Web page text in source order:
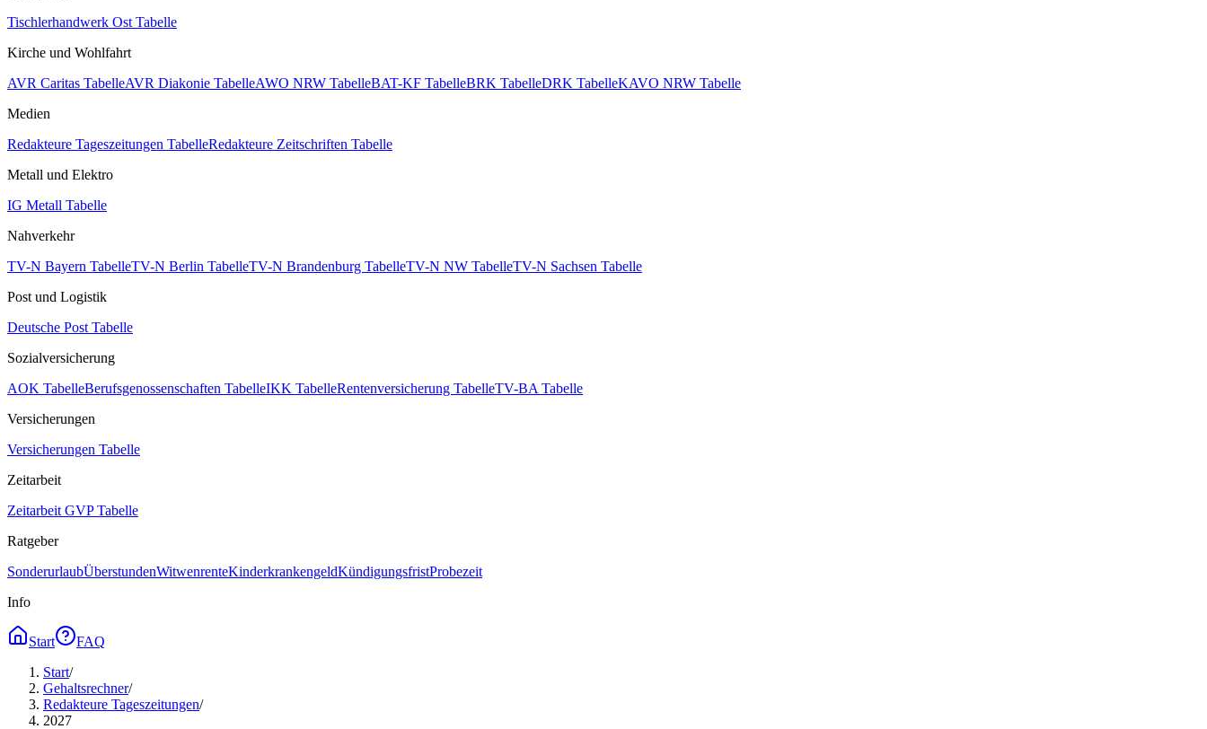
Tischlerhandwerk Ost Tabelle
Kirche und Wohlfahrt
AVR Caritas TabelleAVR Diakonie TabelleAWO NRW TabelleBAT-KF TabelleBRK TabelleDRK TabelleKAVO NRW Tabelle
Medien
Redakteure Tageszeitungen TabelleRedakteure Zeitschriften Tabelle
Metall und Elektro
IG Metall Tabelle
Nahverkehr
TV-N Bayern TabelleTV-N Berlin TabelleTV-N Brandenburg TabelleTV-N NW TabelleTV-N Sachsen Tabelle
Post und Logistik
Deutsche Post Tabelle
Sozialversicherung
AOK TabelleBerufsgenossenschaften TabelleIKK TabelleRentenversicherung TabelleTV-BA Tabelle
Versicherungen
Versicherungen Tabelle
Zeitarbeit
Zeitarbeit GVP Tabelle
Ratgeber
SonderurlaubÜberstundenWitwenrenteKinderkrankengeldKündigungsfristProbezeit
Info
Start
FAQ
Start/
Gehaltsrechner/
Redakteure Tageszeitungen/
2027